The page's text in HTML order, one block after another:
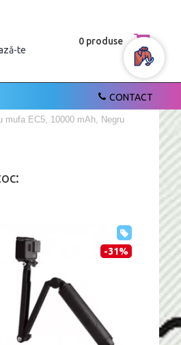
te
0 produse
CONTACT
mufa EC5, 10000 mAh, Negru
-31%